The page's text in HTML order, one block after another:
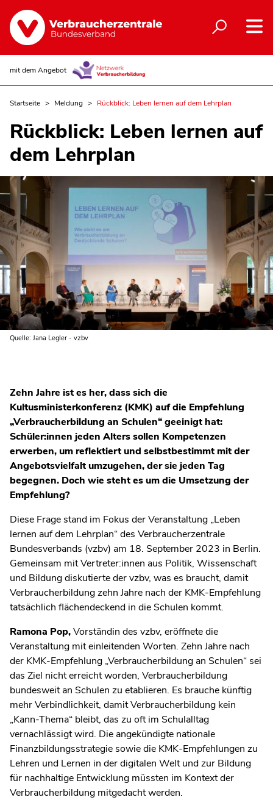
mit dem Angebot
Startseite Meldung Rückblick: Leben lernen auf dem Lehrplan
Rückblick: Leben lernen auf
dem Lehrplan
Quelle: Jana Legler - vzbv
Zehn Jahre ist es her, dass sich die
Kultusministerkonferenz (KMK) auf die Empfehlung
„Verbraucherbildung an Schulen“ geeinigt hat:
Schüler:innen jeden Alters sollen Kompetenzen
erwerben, um reflektiert und selbstbestimmt mit der
Angebotsvielfalt umzugehen, der sie jeden Tag
begegnen. Doch wie steht es um die Umsetzung der
Empfehlung?
Diese Frage stand im Fokus der Veranstaltung „Leben
lernen auf dem Lehrplan“ des Verbraucherzentrale
Bundesverbands (vzbv) am 18. September 2023 in Berlin.
Gemeinsam mit Vertreter:innen aus Politik, Wissenschaft
und Bildung diskutierte der vzbv, was es braucht, damit
Verbraucherbildung zehn Jahre nach der KMK-Empfehlung
tatsächlich flächendeckend in die Schulen kommt.
Ramona Pop,Vorständin des vzbv, eröffnete die
Veranstaltung mit einleitenden Worten. Zehn Jahre nach
der KMK-Empfehlung „Verbraucherbildung an Schulen“ sei
das Ziel nicht erreicht worden, Verbraucherbildung
bundesweit an Schulen zu etablieren. Es brauche künftig
mehr Verbindlichkeit, damit Verbraucherbildung kein
„Kann-Thema“ bleibt, das zu oft im Schulalltag
vernachlässigt wird. Die angekündigte nationale
Finanzbildungsstrategie sowie die KMK-Empfehlungen zu
Lehren und Lernen in der digitalen Welt und zur Bildung
für nachhaltige Entwicklung müssten im Kontext der
Verbraucherbildung mitgedacht werden.